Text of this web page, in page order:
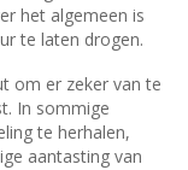
het algemeen is
te laten drogen.
om er zeker van te
In sommige
te herhalen,
aantasting van